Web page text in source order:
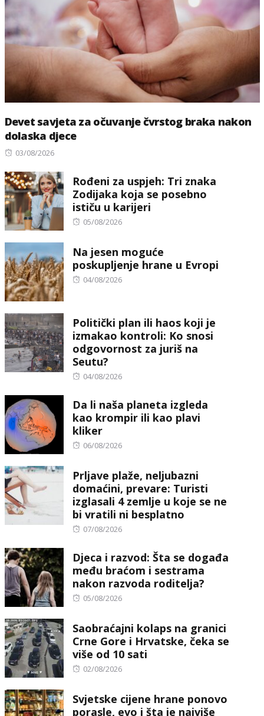
Devet savjeta za očuvanje čvrstog braka nakon
dolaska djece
Posted
03/08/2026
Rođeni za uspjeh: Tri znaka
Zodijaka koja se posebno
ističu u karijeri
Posted
05/08/2026
Na jesen moguće
poskupljenje hrane u Evropi
Posted
04/08/2026
Politički plan ili haos koji je
izmakao kontroli: Ko snosi
odgovornost za juriš na
Seutu?
Posted
04/08/2026
Da li naša planeta izgleda
kao krompir ili kao plavi
kliker
Posted
06/08/2026
Prljave plaže, neljubazni
domaćini, prevare: Turisti
izglasali 4 zemlje u koje se ne
bi vratili ni besplatno
Posted
07/08/2026
Djeca i razvod: Šta se događa
među braćom i sestrama
nakon razvoda roditelja?
Posted
05/08/2026
Saobraćajni kolaps na granici
Crne Gore i Hrvatske, čeka se
više od 10 sati
Posted
02/08/2026
Svjetske cijene hrane ponovo
porasle, evo i šta je najviše